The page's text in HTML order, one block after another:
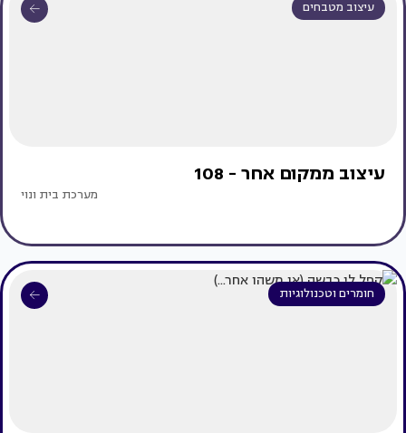
עיצוב מטבחים
עיצוב ממקום אחר - 108
מערכת בית ונוי
חומרים וטכנולוגיות